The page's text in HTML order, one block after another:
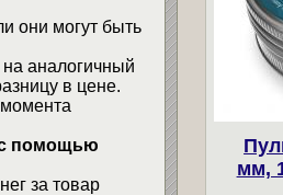
они могут быть
аналогичный
в цене.
с помощью
за товар
мм,